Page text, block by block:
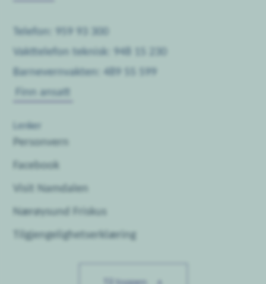
Telefon: 959 93 300
Vakttelefon teknisk: 948 15 230
Barnevernvakten: 489 55 599
Finn ansatt
Lenker
Personvern
Facebook
Visit Namdalen
Nærøysund Friskus
Tilgjengelighetserklæring